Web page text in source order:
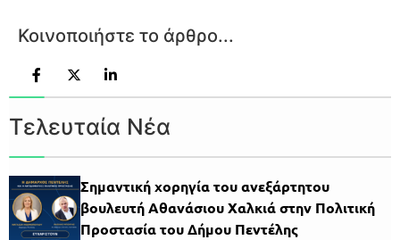
Κοινοποιήστε το άρθρο...
Τελευταία Νέα
Σημαντική χορηγία του ανεξάρτητου
βουλευτή Αθανάσιου Χαλκιά στην Πολιτική
Προστασία του Δήμου Πεντέλης